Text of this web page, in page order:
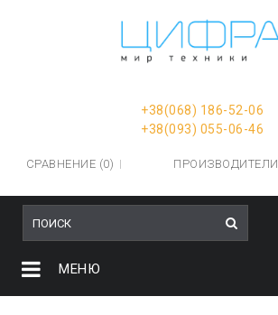
+38(068) 186-52-06
+38(093) 055-06-46
СРАВНЕНИЕ (0) ПРОИЗВОДИТЕЛИ
МЕНЮ